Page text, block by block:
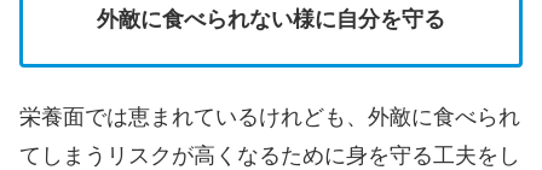
外敵に食べられない様に自分を守る
栄養面では恵まれているけれども、外敵に食べられ
てしまうリスクが高くなるために身を守る工夫をし